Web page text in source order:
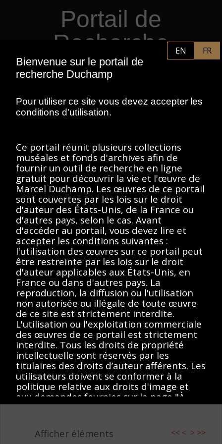
Retourner au contenu principal
Portail de Recherche
Duchamp
PHILADELPHIA MUSEUM OF
ART
Fonds Famille
Duchamp : Jacques
Villon, Raymond
Duchamp-Villon,
Suzanne Duchamp.,
1855-1963
Contenus Description
< Toutes les séries
"Autoportrait" de Jacques Villon (1942).
Photographe : Marc Vaux.
Afficher éléments << <
EN FR
Bienvenue sur le portail de
recherche Duchamp
Pour utiliser ce site vous devez accepter les
conditions d'utilisation.
Ce portail réunit plusieurs collections
muséales et fonds d'archives afin de
fournir un outil de recherche en ligne
gratuit pour découvrir la vie et l'œuvre de
Marcel Duchamp. Les œuvres de ce portail
sont couvertes par les lois sur le droit
d'auteur des États-Unis, de la France ou
d'autres pays, selon le cas. Avant
d'accéder au portail, vous devez lire et
accepter les conditions suivantes :
l'utilisation des œuvres sur ce portail peut
être restreinte par les lois sur le droit
d'auteur applicables aux États-Unis, en
France ou dans d'autres pays. La
reproduction, la diffusion ou l'utilisation
non autorisée ou illégale de toute œuvre
de ce site est strictement interdite.
L'utilisation ou l'exploitation commerciale
des œuvres de ce portail est strictement
interdite. Tous les droits de propriété
intellectuelle sont réservés par les
titulaires des droits d’auteur afférents. Les
utilisateurs doivent se conformer à la
politique relative aux droits d'image et
aux demandes fournies sur la page "À
propos" du portail.
Le Philadelphia Museum of Art («PMA») ne